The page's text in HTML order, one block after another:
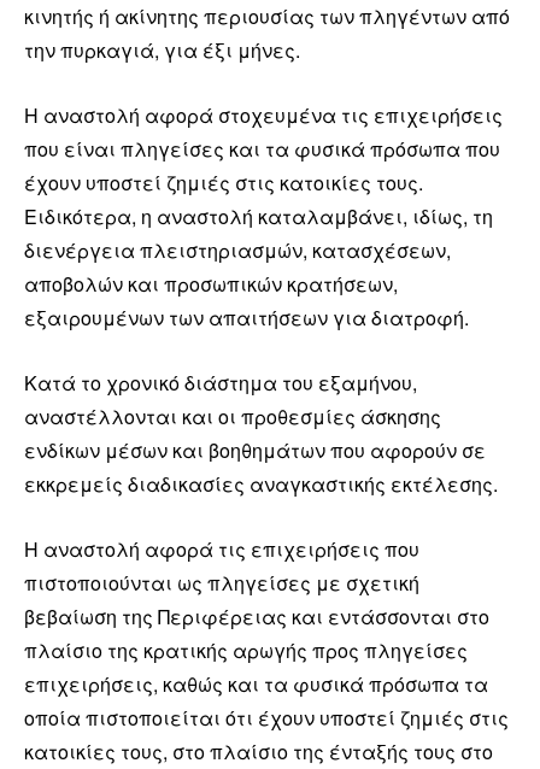
κινητής ή ακίνητης περιουσίας των πληγέντων από
την πυρκαγιά, για έξι μήνες.
Η αναστολή αφορά στοχευμένα τις επιχειρήσεις
που είναι πληγείσες και τα φυσικά πρόσωπα που
έχουν υποστεί ζημιές στις κατοικίες τους.
Ειδικότερα, η αναστολή καταλαμβάνει, ιδίως, τη
διενέργεια πλειστηριασμών, κατασχέσεων,
αποβολών και προσωπικών κρατήσεων,
εξαιρουμένων των απαιτήσεων για διατροφή.
Κατά το χρονικό διάστημα του εξαμήνου,
αναστέλλονται και οι προθεσμίες άσκησης
ενδίκων μέσων και βοηθημάτων που αφορούν σε
εκκρεμείς διαδικασίες αναγκαστικής εκτέλεσης.
Η αναστολή αφορά τις επιχειρήσεις που
πιστοποιούνται ως πληγείσες με σχετική
βεβαίωση της Περιφέρειας και εντάσσονται στο
πλαίσιο της κρατικής αρωγής προς πληγείσες
επιχειρήσεις, καθώς και τα φυσικά πρόσωπα τα
οποία πιστοποιείται ότι έχουν υποστεί ζημιές στις
κατοικίες τους, στο πλαίσιο της ένταξής τους στο